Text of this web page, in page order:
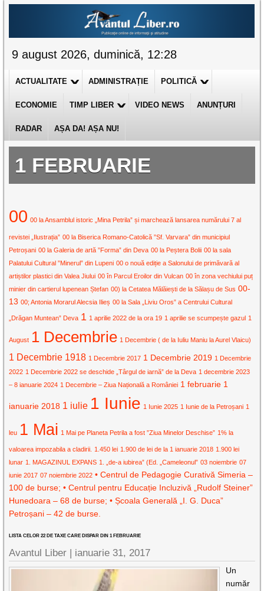
9 august 2026, duminică, 12:28
ACTUALITATE ADMINISTRAȚIE POLITICĂ
ECONOMIE TIMP LIBER VIDEO NEWS ANUNȚURI
RADAR AȘA DA! AȘA NU!
1 FEBRUARIE
00 00 la Ansamblul istoric „Mina Petrila” și marchează lansarea numărului 7 al
revistei „Ilustrația” 00 la Biserica Romano-Catolică ”Sf. Varvara” din municipiul
Petroșani 00 la Galeria de artă ”Forma” din Deva 00 la Peștera Bolii 00 la sala
Palatului Cultural ”Minerul” din Lupeni 00 o nouă ediție a Salonului de primăvară al
artiștilor plastici din Valea Jiului 00 în Parcul Eroilor din Vulcan 00 în zona vechiului puț
minier din cartierul lupenean Ștefan 00) la Cetatea Mălăiești de la Sălașu de Sus 00-
13 00; Antonia Morarul Alecsia Ilieș 00 la Sala „Liviu Oros” a Centrului Cultural
„Drăgan Muntean” Deva 1 1 aprilie 2022 de la ora 19 1 aprilie se scumpește gazul 1
August 1 Decembrie 1 Decembrie ( de la Iuliu Maniu la Aurel Vlaicu)
1 Decembrie 1918 1 Decembrie 2017 1 Decembrie 2019 1 Decembrie
2022 1 Decembrie 2022 se deschide „Târgul de iarnă” de la Deva 1 decembrie 2023
– 8 ianuarie 2024 1 Decembrie – Ziua Națională a României 1 februarie 1
ianuarie 2018 1 iulie 1 Iunie 1 Iunie 2025 1 Iunie de la Petroșani 1
leu 1 Mai 1 Mai pe Planeta Petrila a fost ”Ziua Minelor Deschise” 1% la
valoarea impozabila a cladirii. 1.450 lei 1.900 de lei de la 1 ianuarie 2018 1.900 lei
lunar 1. MAGAZINUL EXPANS 1. „de-a iubirea” (Ed. „Cameleonul” 03 noiembrie 07
iunie 2017 07 noiembrie 2022 • Centrul de Pedagogie Curativă Simeria –
100 de burse; • Centrul pentru Educație Incluzivă „Rudolf Steiner”
Hunedoara – 68 de burse; • Școala Generală „I. G. Duca”
Petroșani – 42 de burse.
LISTA CELOR 22 DE TAXE CARE DISPAR DIN 1 FEBRUARIE
Avantul Liber | ianuarie 31, 2017
Un
număr